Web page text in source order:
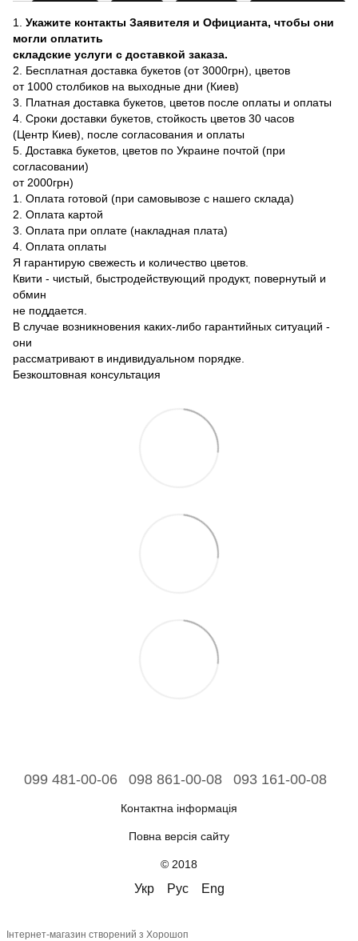
1. Укажите контакты Заявителя и Официанта, чтобы они
могли оплатить
складские услуги с доставкой заказа.
2. Бесплатная доставка букетов (от 3000грн), цветов
от 1000 столбиков на выходные дни (Киев)
3. Платная доставка букетов, цветов после оплаты и оплаты
4. Сроки доставки букетов, стойкость цветов 30 часов
(Центр Киев), после согласования и оплаты
5. Доставка букетов, цветов по Украине почтой (при
согласовании)
от 2000грн)
1. Оплата готовой (при самовывозе с нашего склада)
2. Оплата картой
3. Оплата при оплате (накладная плата)
4. Оплата оплаты
Я гарантирую свежесть и количество цветов.
Квити - чистый, быстродействующий продукт, повернутый и
обмин
не поддается.
В случае возникновения каких-либо гарантийных ситуаций -
они
рассматривают в индивидуальном порядке.
Безкоштовная консультация
099 481-00-06 098 861-00-08 093 161-00-08
Контактна інформація
Повна версія сайту
© 2018
Укр Рус Eng
Інтернет-магазин створений з Хорошоп